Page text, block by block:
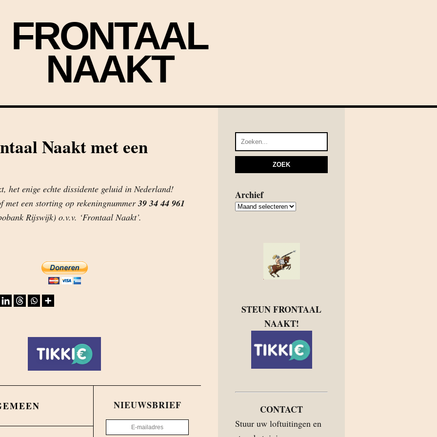
FRONTAAL
NAAKT
Naakt met een
het enige echte dissidente geluid in Nederland!
met een storting op rekeningnummer39 34 44 961
Rijswijk) o.v.v. ‘Frontaal Naakt’.
NIEUWSBRIEF
Archief
Archief
STEUN FRONTAAL
NAAKT!
CONTACT
Stuur uw loftuitingen en